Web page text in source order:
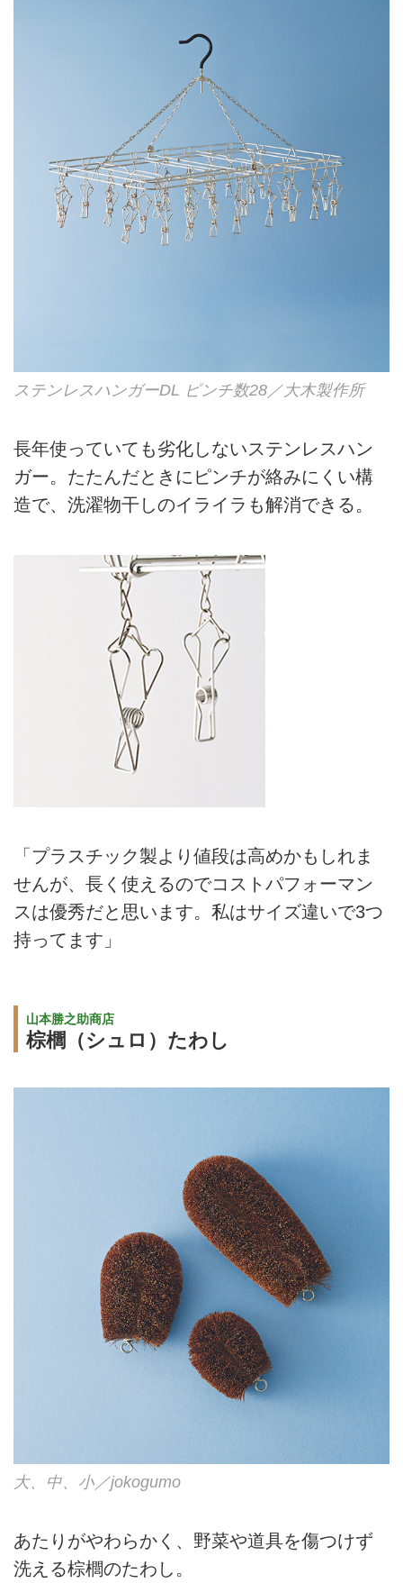
ステンレスハンガーDL ピンチ数28／大木製作所
長年使っていても劣化しないステンレスハン
ガー。たたんだときにピンチが絡みにくい構
造で、洗濯物干しのイライラも解消できる。
「プラスチック製より値段は高めかもしれま
せんが、長く使えるのでコストパフォーマン
スは優秀だと思います。私はサイズ違いで3つ
持ってます」
山本勝之助商店
棕櫚（シュロ）たわし
大、中、小／jokogumo
あたりがやわらかく、野菜や道具を傷つけず
洗える棕櫚のたわし。